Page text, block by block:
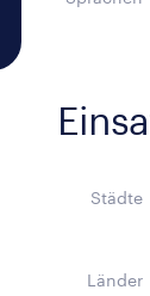
Städte
Länder